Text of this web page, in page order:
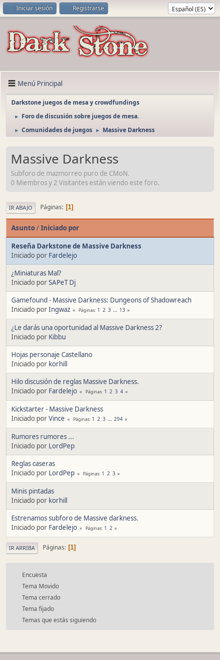
Iniciar sesión Registrarse
Menú Principal
Darkstone juegos de mesa y crowdfundings
► Foro de discusión sobre juegos de mesa.
► Comunidades de juegos ► Massive Darkness
Massive Darkness
Subforo de mazmorreo puro de CMoN.
0 Miembros y 2 Visitantes están viendo este foro.
IR ABAJO Páginas 1
Asunto/Iniciado por
Reseña Darkstone de Massive Darkness
Iniciado por Fardelejo
¿Miniaturas Mal?
Iniciado porSAPeT Dj
Gamefound - Massive Darkness: Dungeons of Shadowreach
Iniciado porIngwaz Páginas 1 2 3 ... 13
¿Le darás una oportunidad al Massive Darkness 2?
Iniciado por Kibbu
Hojas personaje Castellano
Iniciado por korhill
Hilo discusión de reglas Massive Darkness.
Iniciado por Fardelejo Páginas 1 2 3 4
Kickstarter - Massive Darkness
Iniciado porVince Páginas 1 2 3 ... 294
Rumores rumores ...
Iniciado por LordPep
Reglas caseras
Iniciado por LordPep Páginas 1 2 3
Minis pintadas
Iniciado por korhill
Estrenamos subforo de Massive darkness.
Iniciado por Fardelejo Páginas 1 2
IR ARRIBA Páginas 1
Encuesta
Tema Movido
Tema cerrado
Tema fijado
Temas que estás siguiendo